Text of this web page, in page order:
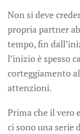
Non si deve
propria partner
tempo, fin
l’inizio è spesso
corteggiamento
attenzioni.
Prima che il vero
ci sono una serie